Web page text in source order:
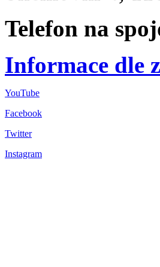
Telefon na
Informace dle
YouTube
Facebook
Twitter
Instagram